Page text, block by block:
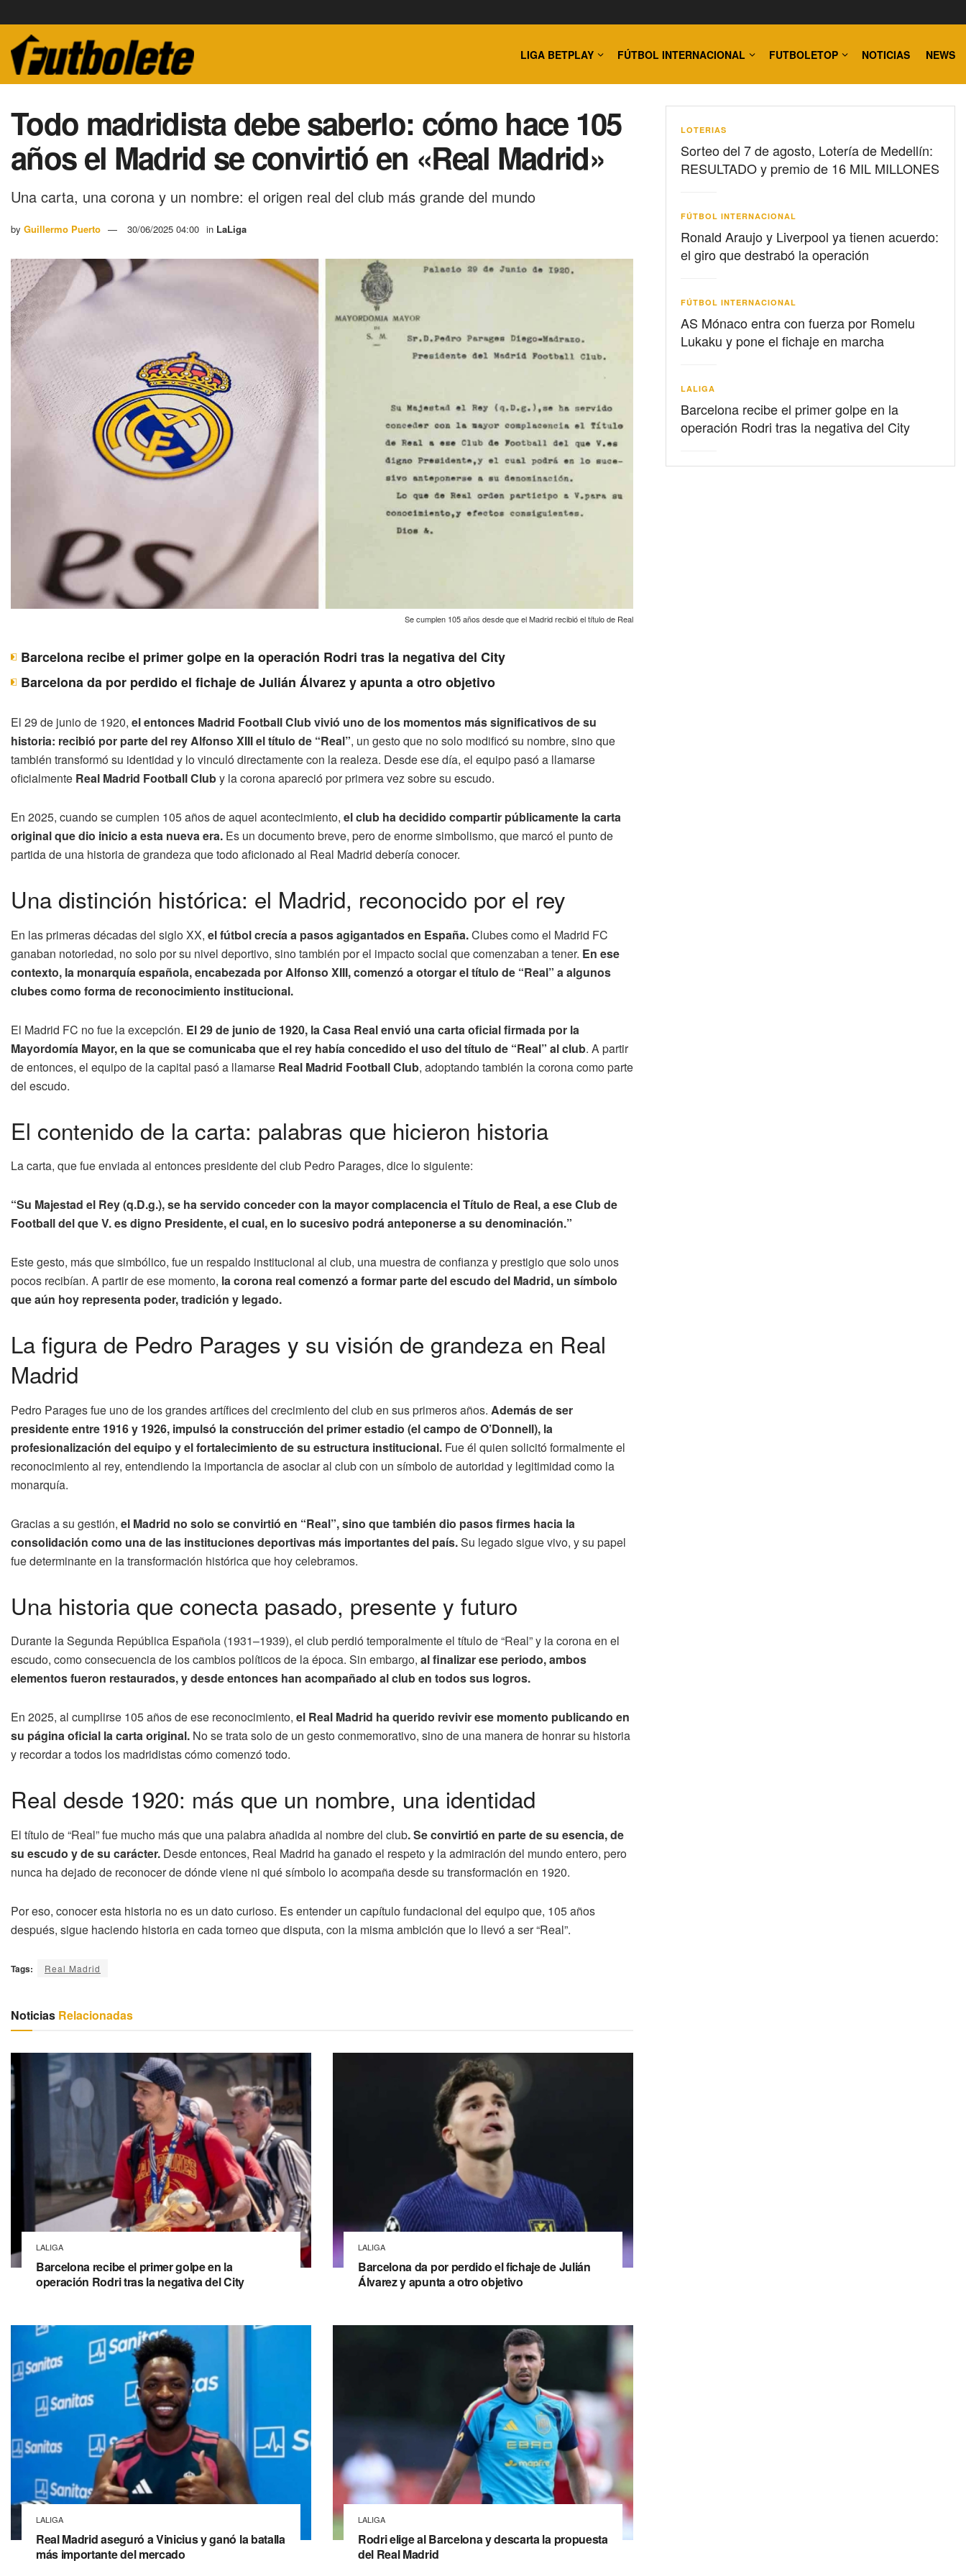
LIGA BETPLAY FÚTBOL INTERNACIONAL FUTBOLETOP NOTICIAS NEWS
Todo madridista debe saberlo: cómo hace 105
años el Madrid se convirtió en «Real Madrid»
Una carta, una corona y un nombre: el origen real del club más grande del mundo
by Guillermo Puerto 30/06/2025 04:00 in LaLiga
Se cumplen 105 años desde que el Madrid recibió el título de Real
Barcelona recibe el primer golpe en la operación Rodri tras la negativa del City
Barcelona da por perdido el fichaje de Julián Álvarez y apunta a otro objetivo
El 29 de junio de 1920, el entonces Madrid Football Club vivió uno de los momentos más significativos de su
historia: recibió por parte del rey Alfonso XIII el título de “Real”, un gesto que no solo modificó su nombre, sino que
también transformó su identidad y lo vinculó directamente con la realeza. Desde ese día, el equipo pasó a llamarse
oficialmente Real Madrid Football Cluby la corona apareció por primera vez sobre su escudo.
En 2025, cuando se cumplen 105 años de aquel acontecimiento, el club ha decidido compartir públicamente la carta
original que dio inicio a esta nueva era. Es un documento breve, pero de enorme simbolismo, que marcó el punto de
partida de una historia de grandeza que todo aficionado al Real Madrid debería conocer.
Una distinción histórica: el Madrid, reconocido por el rey
En las primeras décadas del siglo XX, el fútbol crecía a pasos agigantados en España.Clubes como el Madrid FC
ganaban notoriedad, no solo por su nivel deportivo, sino también por el impacto social que comenzaban a tener. En ese
contexto, la monarquía española, encabezada por Alfonso XIII, comenzó a otorgar el título de “Real” a algunos
clubes como forma de reconocimiento institucional.
El Madrid FC no fue la excepción. El 29 de junio de 1920, la Casa Real envió una carta oficial firmada por la
Mayordomía Mayor, en la que se comunicaba que el rey había concedido el uso del título de “Real” al club. A partir
de entonces, el equipo de la capital pasó a llamarse Real Madrid Football Club, adoptando también la corona como parte
del escudo.
El contenido de la carta: palabras que hicieron historia
La carta, que fue enviada al entonces presidente del club Pedro Parages, dice lo siguiente:
“Su Majestad el Rey (q.D.g.), se ha servido conceder con la mayor complacencia el Título de Real, a ese Club de
Football del que V. es digno Presidente, el cual, en lo sucesivo podrá anteponerse a su denominación.”
Este gesto, más que simbólico, fue un respaldo institucional al club, una muestra de confianza y prestigio que solo unos
pocos recibían. A partir de ese momento, la corona real comenzó a formar parte del escudo del Madrid, un símbolo
que aún hoy representa poder, tradición y legado.
La figura de Pedro Parages y su visión de grandeza en Real
Madrid
Pedro Parages fue uno de los grandes artífices del crecimiento del club en sus primeros años. Además de ser
presidente entre 1916 y 1926, impulsó la construcción del primer estadio (el campo de O’Donnell), la
profesionalización del equipo y el fortalecimiento de su estructura institucional. Fue él quien solicitó formalmente el
reconocimiento al rey, entendiendo la importancia de asociar al club con un símbolo de autoridad y legitimidad como la
monarquía.
Gracias a su gestión, el Madrid no solo se convirtió en “Real”, sino que también dio pasos firmes hacia la
consolidación como una de las instituciones deportivas más importantes del país.Su legado sigue vivo, y su papel
fue determinante en la transformación histórica que hoy celebramos.
Una historia que conecta pasado, presente y futuro
Durante la Segunda República Española (1931–1939), el club perdió temporalmente el título de “Real” y la corona en el
escudo, como consecuencia de los cambios políticos de la época. Sin embargo, al finalizar ese periodo, ambos
elementos fueron restaurados, y desde entonces han acompañado al club en todos sus logros.
En 2025, al cumplirse 105 años de ese reconocimiento, el Real Madrid ha querido revivir ese momento publicando en
su página oficial la carta original. No se trata solo de un gesto conmemorativo, sino de una manera de honrar su historia
y recordar a todos los madridistas cómo comenzó todo.
Real desde 1920: más que un nombre, una identidad
El título de “Real” fue mucho más que una palabra añadida al nombre del club. Se convirtió en parte de su esencia, de
su escudo y de su carácter. Desde entonces, Real Madrid ha ganado el respeto y la admiración del mundo entero, pero
nunca ha dejado de reconocer de dónde viene ni qué símbolo lo acompaña desde su transformación en 1920.
Por eso, conocer esta historia no es un dato curioso. Es entender un capítulo fundacional del equipo que, 105 años
después, sigue haciendo historia en cada torneo que disputa, con la misma ambición que lo llevó a ser “Real”.
Tags: Real Madrid
Noticias Relacionadas
LALIGA
Barcelona recibe el primer golpe en la
operación Rodri tras la negativa del City
LALIGA
Barcelona da por perdido el fichaje de Julián
Álvarez y apunta a otro objetivo
LALIGA
Real Madrid aseguró a Vinicius y ganó la batalla
más importante del mercado
LALIGA
Rodri elige al Barcelona y descarta la propuesta
del Real Madrid
LOTERIAS
Sorteo del 7 de agosto, Lotería de Medellín:
RESULTADO y premio de 16 MIL MILLONES
FÚTBOL INTERNACIONAL
Ronald Araujo y Liverpool ya tienen acuerdo:
el giro que destrabó la operación
FÚTBOL INTERNACIONAL
AS Mónaco entra con fuerza por Romelu
Lukaku y pone el fichaje en marcha
LALIGA
Barcelona recibe el primer golpe en la
operación Rodri tras la negativa del City